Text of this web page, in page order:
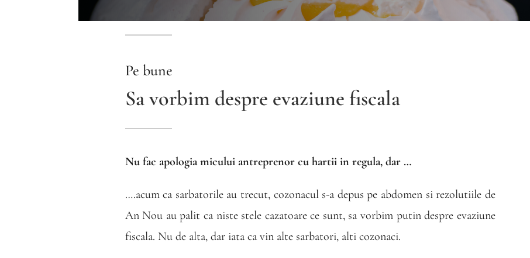
Pe bune
Sa vorbim despre evaziune fiscala
Nu fac apologia micului antreprenor cu hartii in regula, dar …
….acum ca sarbatorile au trecut, cozonacul s-a depus pe abdomen si rezolutiile de
An Nou au palit ca niste stele cazatoare ce sunt, sa vorbim putin despre evaziune
fiscala. Nu de alta, dar iata ca vin alte sarbatori, alti cozonaci.